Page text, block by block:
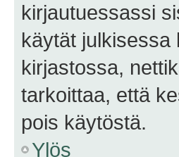
kirjautuessassi
käytät julkisessa
kirjastossa,
tarkoittaa, että
pois käytöstä.
Ylös